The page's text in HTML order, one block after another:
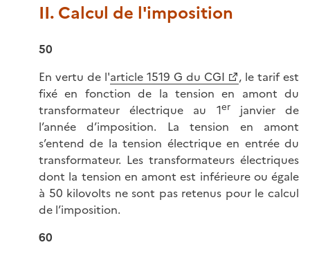
II. Calcul de l'imposition
50
En vertu de l'article 1519 G du CGI
, le tarif est
fixé en fonction de la tension en amont du
transformateur électrique au 1erjanvier de
l’année d’imposition. La tension en amont
s’entend de la tension électrique en entrée du
transformateur. Les transformateurs électriques
dont la tension en amont est inférieure ou égale
à 50 kilovolts ne sont pas retenus pour le calcul
de l’imposition.
60